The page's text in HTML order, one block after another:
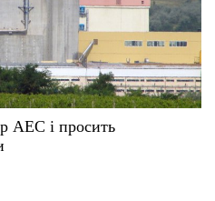
АЕС і просить